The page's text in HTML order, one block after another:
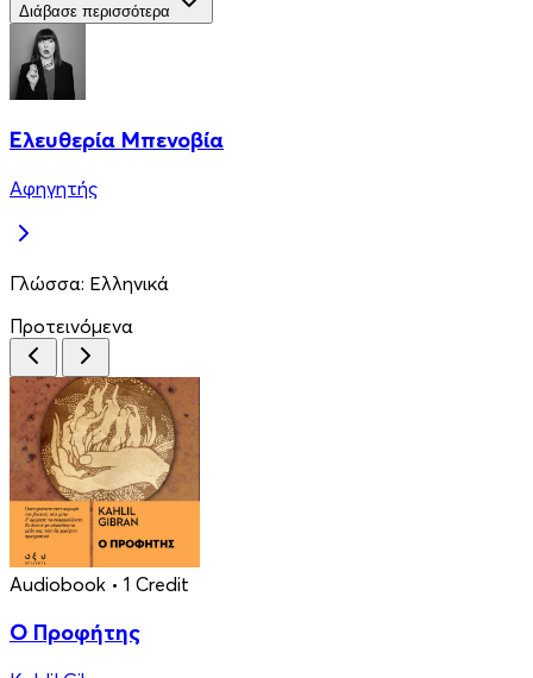
Διάβασε περισσότερα
Ελευθερία Μπενοβία
Αφηγητής
Γλώσσα: Ελληνικά
Προτεινόμενα
Audiobook • 1 Credit
Ο Προφήτης